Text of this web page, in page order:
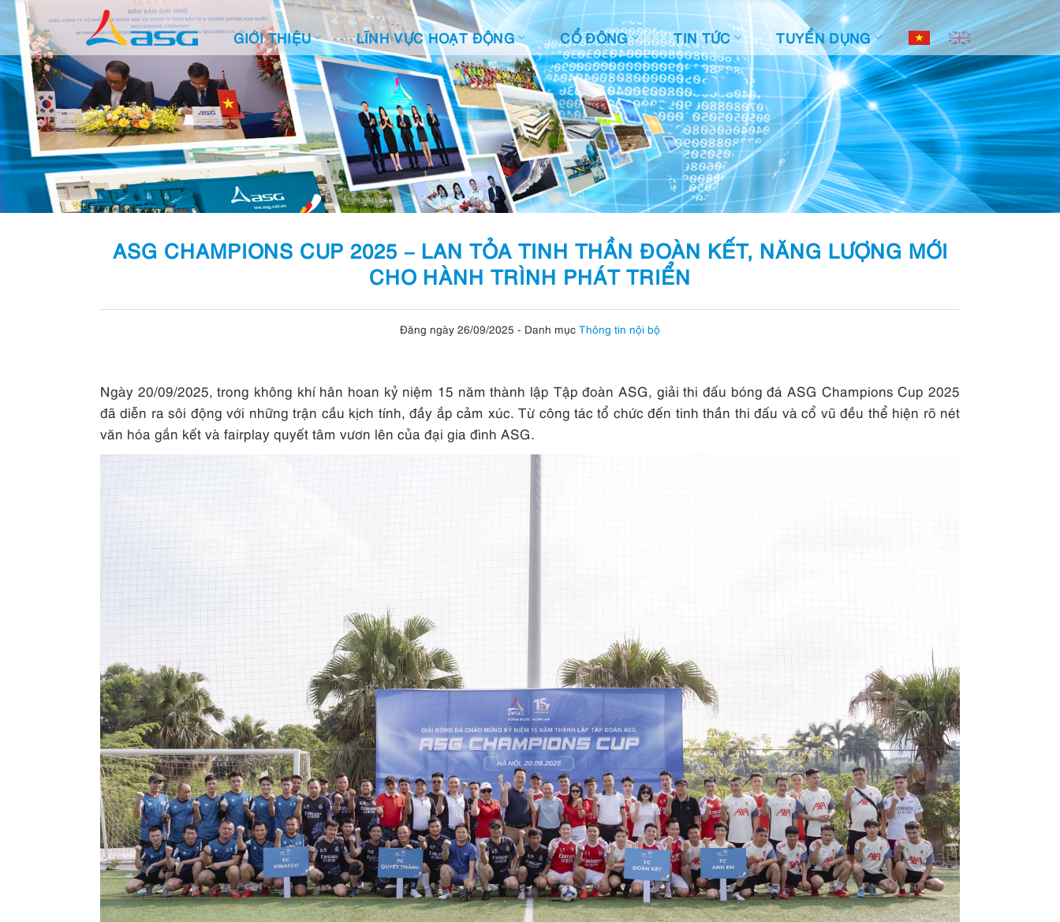
Skip
to
content
GIỚI THIỆU LĨNH VỰC HOẠT ĐỘNG CỔ ĐÔNG TIN TỨC TUYỂN DỤNG
ASG CHAMPIONS CUP 2025 – LAN TỎA TINH THẦN ĐOÀN KẾT, NĂNG LƯỢNG MỚI
CHO HÀNH TRÌNH PHÁT TRIỂN
Đăng ngày 26/09/2025 - Danh mục Thông tin nội bộ
Ngày 20/09/2025, trong không khí hân hoan kỷ niệm 15 năm thành lập Tập đoàn ASG, giải thi đấu bóng đá ASG Champions Cup 2025
đã diễn ra sôi động với những trận cầu kịch tính, đầy ắp cảm xúc. Từ công tác tổ chức đến tinh thần thi đấu và cổ vũ đều thể hiện rõ nét
văn hóa gắn kết và fairplay quyết tâm vươn lên của đại gia đình ASG.